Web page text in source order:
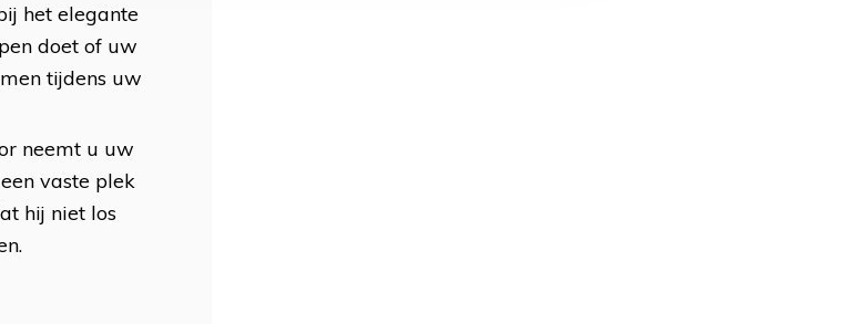
het elegante
doet of uw
tijdens uw
neemt u uw
vaste plek
hij niet los